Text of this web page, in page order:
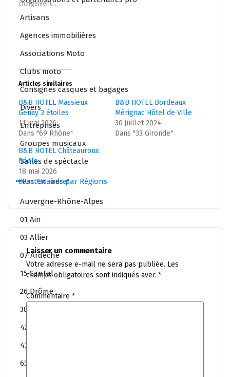
Artisans
Agences immobilières
Associations Moto
Clubs moto
Consignes casques et bagages
Divers
Entreprises
Groupes musicaux
Salles de spéctacle
Partenaires par Régions
Auvergne-Rhône-Alpes
01 Ain
03 Allier
07 Ardêche
15 Cantal
26 Drôme
38 Isère
42 Loire
43 Haute-Loire
63 Puy-de-Dôme
fenêtre) fenêtre)
chargement…
Articles similaires
B&B HOTEL Massieux
Genay 3 étoiles
11 mai 2026
Dans "69 Rhône"
B&B HOTEL Bordeaux
Mérignac Hôtel de Ville
30 juillet 2024
Dans "33 Gironde"
B&B HOTEL Châteauroux
Déols
18 mai 2026
Dans "36 Indre"
Laisser un commentaire
Votre adresse e-mail ne sera pas publiée. Les
champs obligatoires sont indiqués avec *
Commentaire *